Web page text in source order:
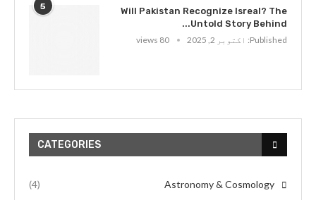
5
Will Pakistan Recognize Isreal? The
Untold Story Behind...
Published: اکتوبر 2, 2025 80 views
CATEGORIES
Astronomy & Cosmology
(4)